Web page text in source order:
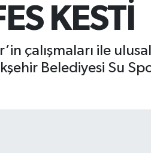
KESTİ
çalışmaları ile
Belediyesi Su